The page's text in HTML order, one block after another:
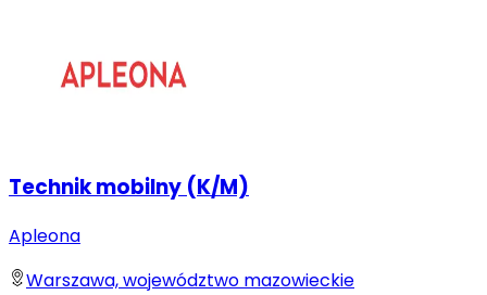
Technik mobilny (K/M)
Apleona
Warszawa, województwo mazowieckie